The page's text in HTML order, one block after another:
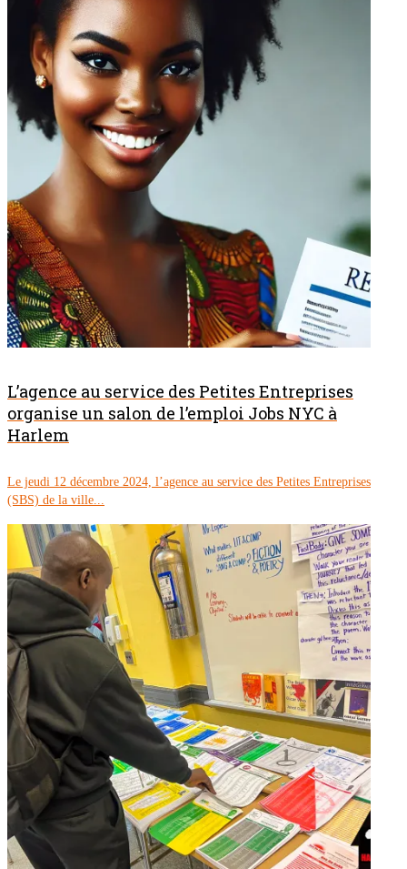
L’agence au service des Petites Entreprises
organise un salon de l’emploi Jobs NYC à
Harlem
Le jeudi 12 décembre 2024, l’agence au service des Petites Entreprises
(SBS) de la ville...